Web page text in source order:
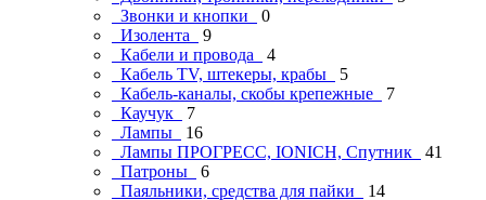
Звонки и кнопки
0
Изолента
9
Кабели и провода
4
Кабель TV, штекеры, крабы
5
Кабель-каналы, скобы крепежные
7
Каучук
7
Лампы
16
Лампы ПРОГРЕСС, IONICH, Спутник
41
Патроны
6
Паяльники, средства для пайки
14